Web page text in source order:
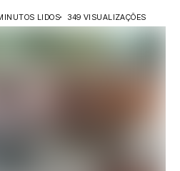
LIDOS 349 VISUALIZAÇÕES